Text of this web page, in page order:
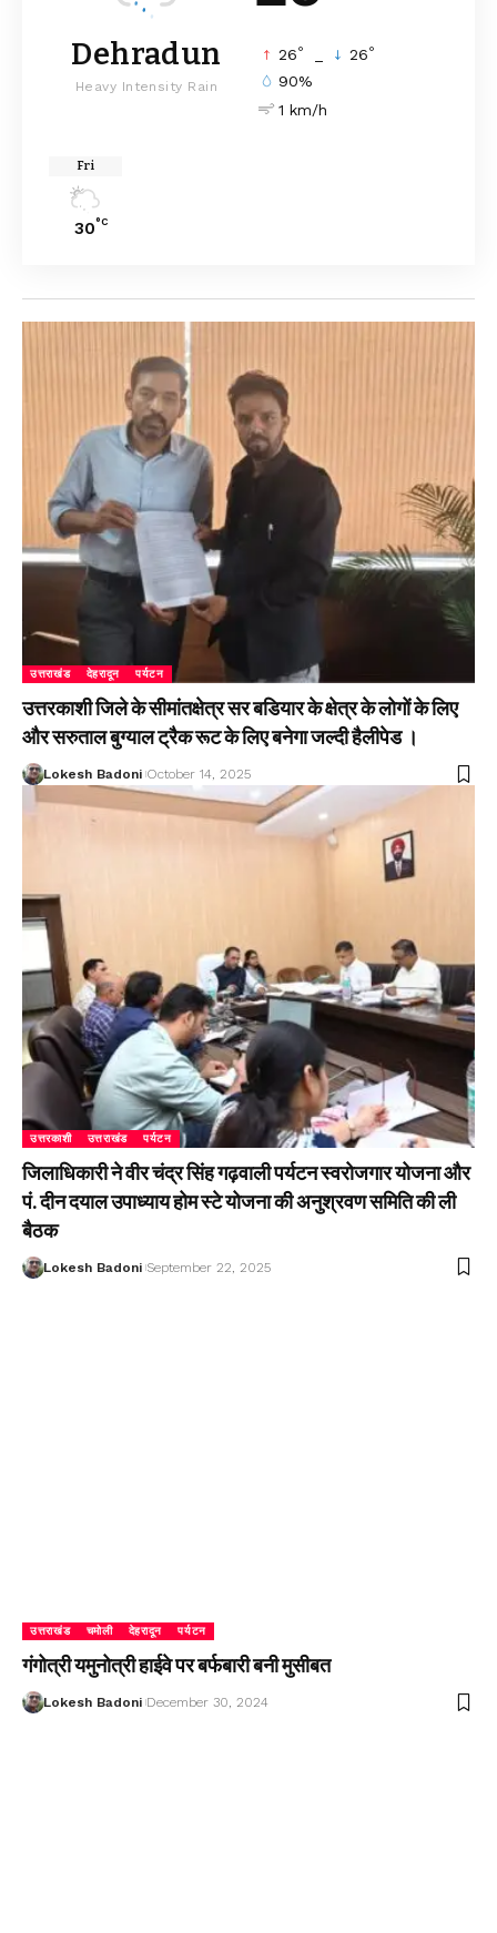
Dehradun
Heavy Intensity Rain
26° 26°
90%
1 km/h
Fri
30°C
उत्तराखंड देहरादून पर्यटन
उत्तरकाशी जिले के सीमांतक्षेत्र सर बडियार के क्षेत्र के लोगों के लिए
और सरुताल बुग्याल ट्रैक रूट के लिए बनेगा जल्दी हैलीपेड ।
Lokesh Badoni October 14, 2025
उत्तरकाशी उत्तराखंड पर्यटन
जिलाधिकारी ने वीर चंद्र सिंह गढ़वाली पर्यटन स्वरोजगार योजना और
पं. दीन दयाल उपाध्याय होम स्टे योजना की अनुश्रवण समिति की ली
बैठक
Lokesh Badoni September 22, 2025
उत्तराखंड चमोली देहरादून पर्यटन
गंगोत्री यमुनोत्री हाईवे पर बर्फबारी बनी मुसीबत
Lokesh Badoni December 30, 2024